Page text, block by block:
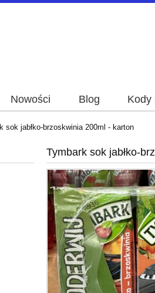
Nowości Blog Kody
sok jabłko-brzoskwinia 200ml - karton
Tymbark sok jabłko-